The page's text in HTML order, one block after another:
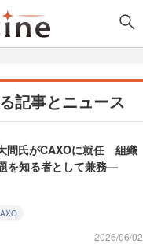
記事とニュース
間氏がCAXOに就任 組織
を知る者として兼務—
2026/06/02